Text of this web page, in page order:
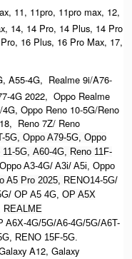
11, 11pro, 11pro max, 12,
14, 14 Pro, 14 Plus, 14 Pro
16 Plus, 16 Pro Max, 17,
A55-4G, Realme 9i/A76-
4G 2022, Oppo Realme
Oppo Reno 10-5G/Reno
Reno 7Z/ Reno
5G, Oppo A79-5G, Oppo
5G, A60-4G, Reno 11F-
A3-4G/ A3i/ A5i, Oppo
A5 Pro 2025, RENO14-5G/
OP A5 4G, OP A5X
REALME
A6X-4G/5G/A6-4G/5G/A6T-
RENO 15F-5G.
A12, Galaxy